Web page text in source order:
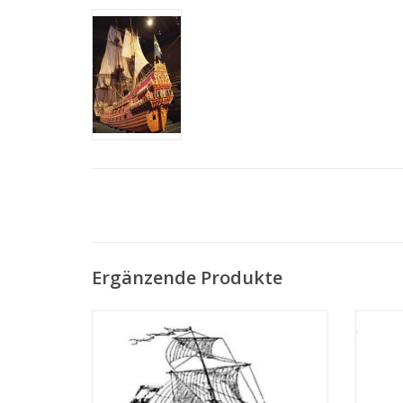
Ergänzende Produkte
Kanonen (1781) - Bauzeichnung Maßstab 1
: 100 (10.01.001)
ZUM WARENKORB HINZUFÜGEN